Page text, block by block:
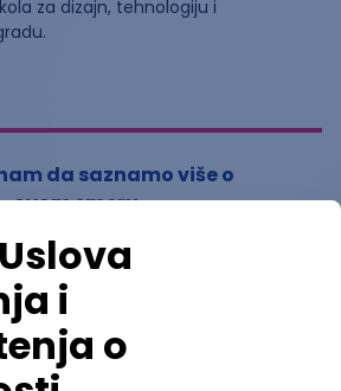
za dizajn, tehnologiju i
da saznamo više o
ovom smeru
(
Ostavi ocenu